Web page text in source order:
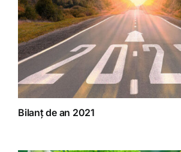
Bilanț de an 2021